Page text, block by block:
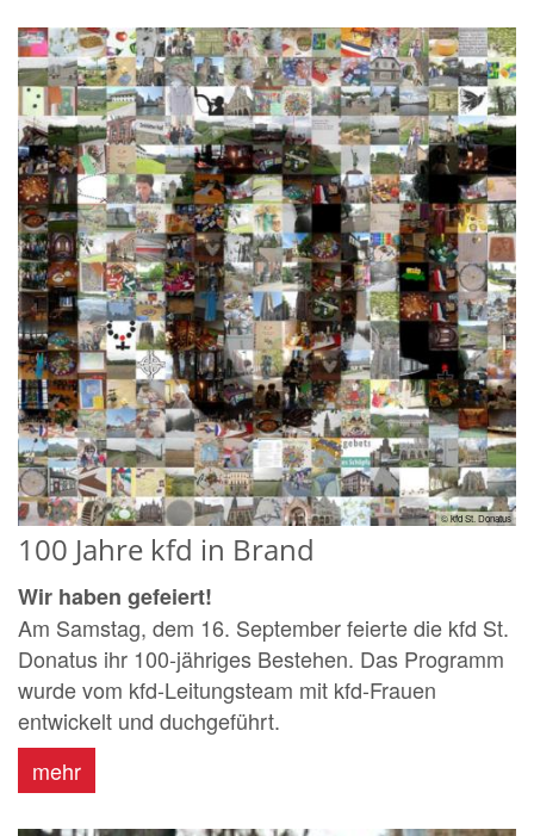
© kfd St. Donatus
100 Jahre kfd in Brand
Wir haben gefeiert!
Am Samstag, dem 16. September feierte die kfd St.
Donatus ihr 100-jähriges Bestehen. Das Programm
wurde vom kfd-Leitungsteam mit kfd-Frauen
entwickelt und duchgeführt.
mehr